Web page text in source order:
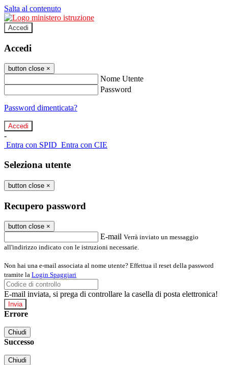
Salta al contenuto
Accedi
Accedi
button close ×
Nome Utente
Password
Password dimenticata?
-
Entra con SPID Entra con CIE
Seleziona utente
button close ×
Recupero password
button close ×
E-mail Verrà inviato un messaggio
all'indirizzo indicato con le istruzioni necessarie.
Non hai una e-mail associata al nome utente? Effettua il reset della password
tramite la Login Spaggiari
E-mail inviata, si prega di controllare la casella di posta elettronica!
Errore
Chiudi
Successo
Chiudi